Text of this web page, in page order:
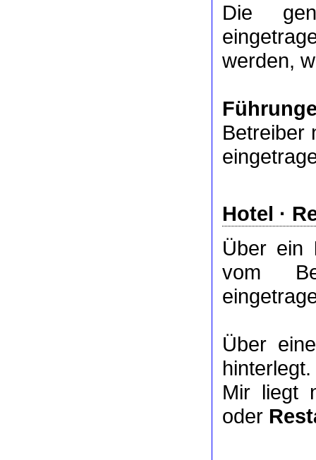
Die
werden,
Betreiber
Hotel ·
Über ein
vom
Über
hinterlegt.
Mir liegt
oder